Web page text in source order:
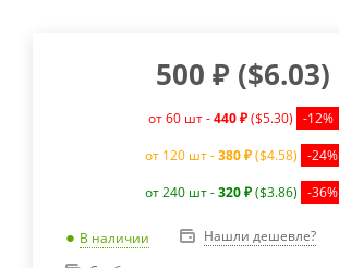
500 ₽ ($6.03)
от 60 шт -440 ₽($5.30) -12%
от 120 шт -380 ₽ ($4.58) -24%
от 240 шт -320 ₽ ($3.86) -36%
В наличии
Нашли дешевле?